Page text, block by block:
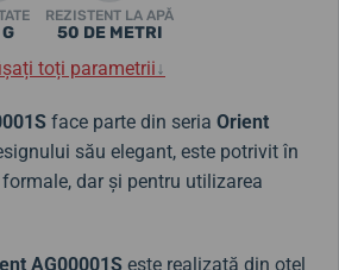
REZISTENT LA APĂ
50 DE METRI
toți parametrii↓
face parte din seria Orient
său elegant, este potrivit în
dar și pentru utilizarea
AG00001S este realizată din oțel